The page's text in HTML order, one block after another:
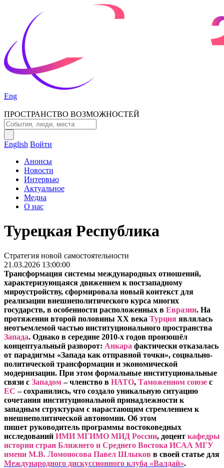
Eng
ПРОСТРАНСТВО ВОЗМОЖНОСТЕЙ
English Войти
Анонсы
Новости
Интервью
Актуальное
Медиа
О нас
Турецкая Республика
Стратегия новой самостоятельности
21.03.2026 13:00:00
Трансформация системы международных отношений,
характеризующаяся движением к постзападному
мироустройству, сформировала новый контекст для
реализации внешнеполитического курса многих
государств, в особенности расположенных в Евразии. На
протяжении второй половины XX века Турция являлась
неотъемлемой частью институционального пространства
Запада. Однако в середине 2010-х годов произошёл
концептуальный разворот: Анкара фактически отказалась
от парадигмы «Запада как отправной точки», социально-
политической трансформации и экономической
модернизации. При этом формальные институциональные
связи с Западом– членство в НАТО, Таможенном союзе с
ЕС – сохранились, что создало уникальную ситуацию
сочетания институциональной принадлежности к
западным структурам с нарастающим стремлением к
внешнеполитической автономии. Об этом
пишет руководитель программы востоковедных
исследований ИМИ МГИМО МИД России, доцент кафедры
истории стран Ближнего и Среднего Востока ИСАА МГУ
имени М.В. Ломоносова Павел Шлыков в своей статье для
Международного дискуссионного клуба «Валдай».